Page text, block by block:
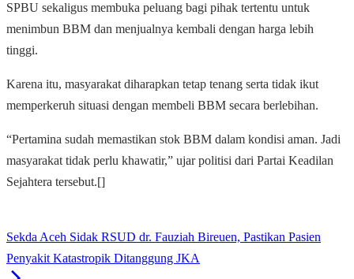
SPBU sekaligus membuka peluang bagi pihak tertentu untuk
menimbun BBM dan menjualnya kembali dengan harga lebih
tinggi.
Karena itu, masyarakat diharapkan tetap tenang serta tidak ikut
memperkeruh situasi dengan membeli BBM secara berlebihan.
“Pertamina sudah memastikan stok BBM dalam kondisi aman. Jadi
masyarakat tidak perlu khawatir,” ujar politisi dari Partai Keadilan
Sejahtera tersebut.[]
Sekda Aceh Sidak RSUD dr. Fauziah Bireuen, Pastikan Pasien
Penyakit Katastropik Ditanggung JKA